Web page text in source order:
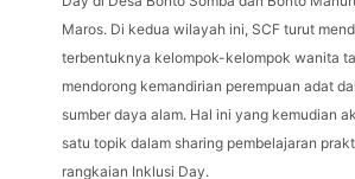
Maros. Di kedua wilayah ini, SCF turut
terbentuknya kelompok-kelompok wanita
mendorong kemandirian perempuan adat
sumber daya alam. Hal ini yang kemudian
satu topik dalam sharing pembelajaran
rangkaian Inklusi Day.